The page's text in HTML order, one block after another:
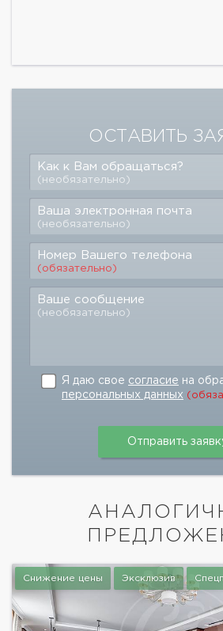
ОСТАВИТЬ
Как к Вам обращаться?
(необязательно)
Ваша электронная почта
(необязательно)
Номер Вашего телефона
(обязательно)
Ваше сообщение
(необязательно)
Я даю свое согласие на
персональных данных
Снижение цены Эксклюзив